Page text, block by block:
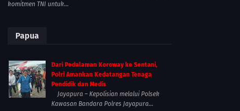
komitmen TNI untuk...
Papua
Dari Pedalaman Koroway ke Sentani,
Polri Amankan Kedatangan Tenaga
Pendidik dan Medis
Jayapura – Kepolisian melalui Polsek
Kawasan Bandara Polres Jayapura...